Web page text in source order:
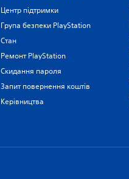
Центр підтримки
Група безпеки PlayStation
Стан
Ремонт PlayStation
Скидання пароля
Запит повернення коштів
Керівництва